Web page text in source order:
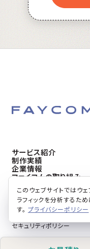
サービス紹介
制作実績
企業情報
ファイコムの取り組み
お知らせ
採用情報
ファイコムの認証・認定につ
セキュリティポリシー
このウェブサイトではウ
ラフィックを分析するた
す。 プライバシーポリシー